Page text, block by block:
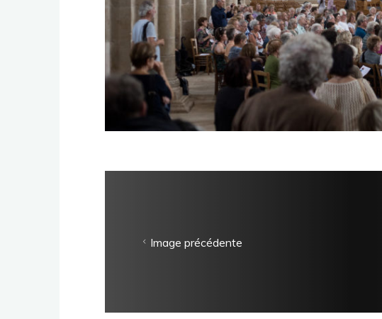
Image précédente